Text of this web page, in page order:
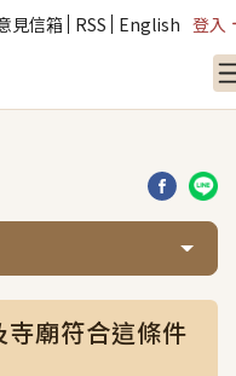
見信箱 RSS English 登入
分享到
分
廟符合這條件